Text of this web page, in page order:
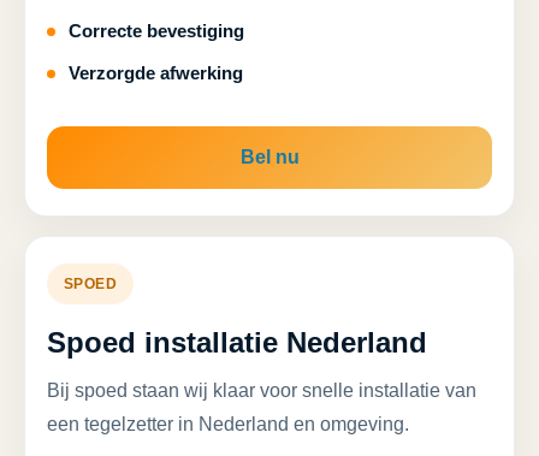
Correcte bevestiging
Verzorgde afwerking
Bel nu
SPOED
Spoed installatie Nederland
Bij spoed staan wij klaar voor snelle installatie van
een tegelzetter in Nederland en omgeving.